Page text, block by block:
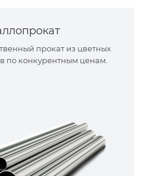
прокат из цветных
по конкурентным ценам.